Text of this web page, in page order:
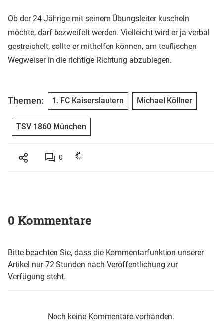
Ob der 24-Jährige mit seinem Übungsleiter kuscheln
möchte, darf bezweifelt werden. Vielleicht wird er ja verbal
gestreichelt, sollte er mithelfen können, am teuflischen
Wegweiser in die richtige Richtung abzubiegen.
Themen: 1. FC Kaiserslautern Michael Köllner
TSV 1860 München
0
0 Kommentare
Bitte beachten Sie, dass die Kommentarfunktion unserer
Artikel nur 72 Stunden nach Veröffentlichung zur
Verfügung steht.
Noch keine Kommentare vorhanden.